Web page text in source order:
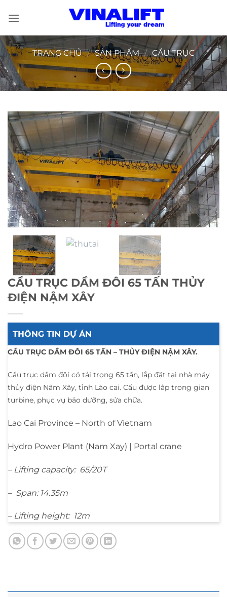
qua
dung
TRANG CHỦ / SẢN PHẨM / CẦU TRỤC
CẦU TRỤC DẦM ĐÔI 65 TẤN THỦY
ĐIỆN NẬM XÂY
THÔNG TIN DỰ ÁN
CẦU TRỤC DẦM ĐÔI 65 TẤN – THỦY ĐIỆN NẬM XÂY.
Cầu trục dầm đôi có tải trọng 65 tấn, lắp đặt tại nhà máy
thủy điện Nâm Xây, tỉnh Lào cai. Cẩu được lắp trong gian
turbine, phục vụ bảo dưỡng, sửa chữa.
Lao Cai Province – North of Vietnam
Hydro Power Plant (Nam Xay) | Portal crane
– Lifting capacity: 65/20T
– Span: 14.35m
– Lifting height: 12m